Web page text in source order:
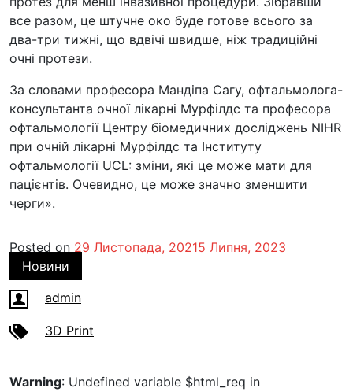
все разом, це штучне око буде готове всього за
два-три тижні, що вдвічі швидше, ніж традиційні
очні протези.
За словами професора Мандіпа Сагу, офтальмолога-
консультанта очної лікарні Мурфілдс та професора
офтальмології Центру біомедичних досліджень NIHR
при очній лікарні Мурфілдс та Інституту
офтальмології UCL: зміни, які це може мати для
пацієнтів. Очевидно, це може значно зменшити
черги».
Posted on 29 Листопада, 20215 Липня, 2023
Новини
admin
3D Print
Warning: Undefined variable $html_req in